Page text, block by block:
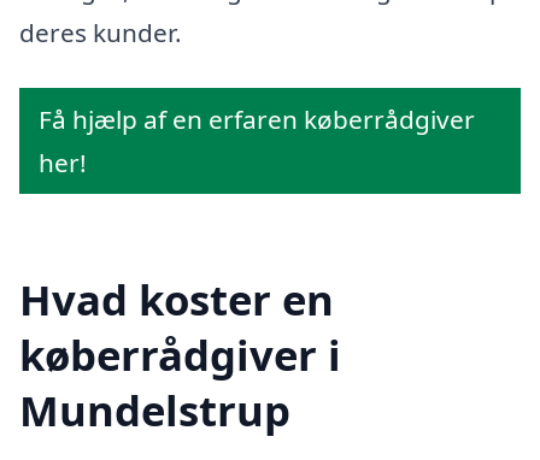
deres kunder.
Få hjælp af en erfaren køberrådgiver
her!
Hvad koster en
køberrådgiver i
Mundelstrup